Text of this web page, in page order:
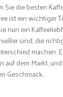
Sie die besten
ist ein wichtiger
nun ein
sind, die
machen.
auf dem Markt,
Geschmack...